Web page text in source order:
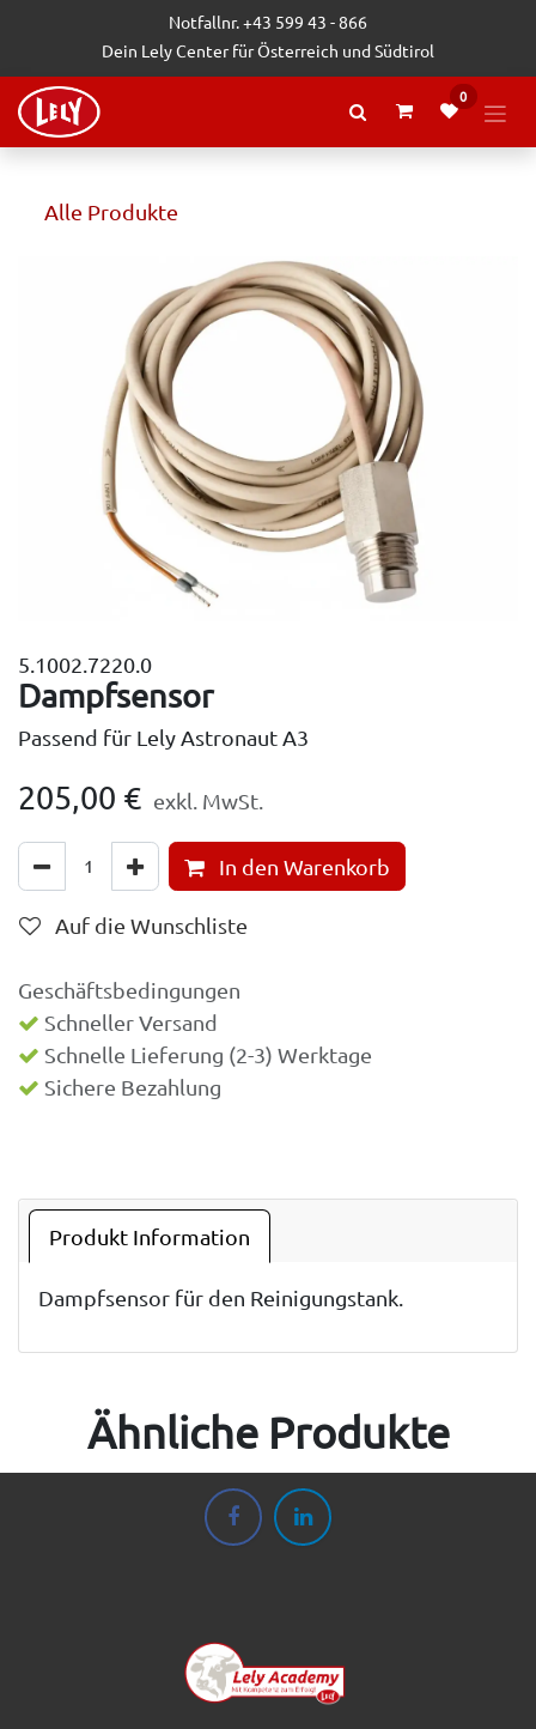
Zum Inhalt springenNotfallnr. +43 599 43 - 866
Dein Lely Center für Österreich und Südtirol
0
Alle Produkte
5.1002.7220.0
Dampfsensor
Passend für Lely Astronaut A3
205,00 € exkl. MwSt.
In den Warenkorb
Auf die Wunschliste
Geschäftsbedingungen
Schneller Versand
Schnelle Lieferung (2-3) Werktage
Sichere Bezahlung
Produkt Information
Dampfsensor für den Reinigungstank.
Ähnliche Produkte